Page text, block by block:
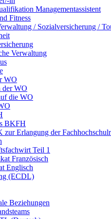
Managementassistent
Fitness
/ Sozialversicherung /
Verwaltung
WO
der WO
die WO
BKFH
zur Erlangung der
Teil 1
Französisch
Englisch
(ECDL)
Beziehungen